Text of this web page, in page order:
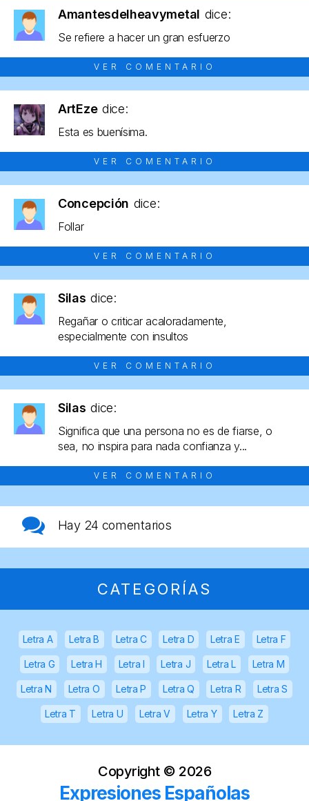
Amantesdelheavymetal dice:
Se refiere a hacer un gran esfuerzo
VER COMENTARIO
ArtEze dice:
Esta es buenísima.
VER COMENTARIO
Concepción dice:
Follar
VER COMENTARIO
Silas dice:
Regañar o criticar acaloradamente,
especialmente con insultos
VER COMENTARIO
Silas dice:
Significa que una persona no es de fiarse, o
sea, no inspira para nada confianza y...
VER COMENTARIO
Hay 24 comentarios
CATEGORÍAS
Letra A Letra B Letra C Letra D Letra E Letra F
Letra G Letra H Letra I Letra J Letra L Letra M
Letra N Letra O Letra P Letra Q Letra R Letra S
Letra T Letra U Letra V Letra Y Letra Z
Copyright © 2026
Expresiones Españolas